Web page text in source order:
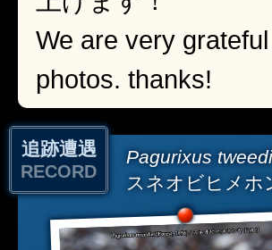
We are very
photos. thanks!
追跡遭遇
RECORD
Pagurixus
スネオビヒメホ